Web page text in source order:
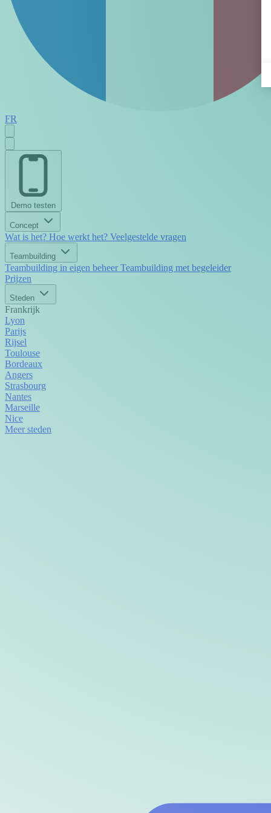
FR
Demo testen
Concept
Wat is het? Hoe werkt het? Veelgestelde vragen
Teambuilding
Teambuilding in eigen beheer Teambuilding met begeleider
Prijzen
Steden
Frankrijk
Lyon
Parijs
Rijsel
Toulouse
Bordeaux
Angers
Strasbourg
Nantes
Marseille
Nice
Meer steden